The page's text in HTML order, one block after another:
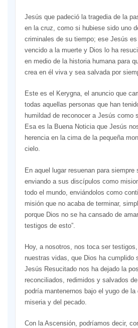
Jesús que padeció la tragedia de la
en la cruz, como si hubiese sido uno
criminales de su tiempo; ese Jesús
vencido a la muerte y Dios lo ha
en medio de la historia humana para
crea en él viva y sea salvada por
Este es el Kerygna, el anuncio que
todas aquellas personas que han
humildad de reconocer a Jesús como
Esa es la Buena Noticia que Jesús
herencia en la cima de la pequeña
cielo.
En aquel lugar resuenan para siempre
enviando a sus discípulos como
todo el mundo, enviándolos como
misión que no acaba de terminar,
porque Dios no se ha cansado de
testigos de esto”.
Hoy, a nosotros, nos toca ser
nuestras vidas, que Dios ha cumplido
Jesús Resucitado nos ha dejado la
reconciliados, redimidos y salvados
podría mantenernos bajo el yugo de
miseria y del pecado.
Con la Ascensión, podríamos decir,